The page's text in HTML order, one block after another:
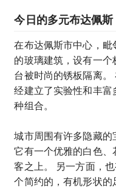
今日的多元布达佩斯
在布达佩斯市中心，毗
的玻璃建筑，设有一
台被时尚的锈板隔离
经建立了实验性和丰富
种组合。
城市周围有许多隐藏的
它有一个优雅的白色
客之上。 另一方面，
个简约的，有机形状的